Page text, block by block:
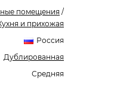
помещения /
и прихожая
Россия
Дублированная
Средняя